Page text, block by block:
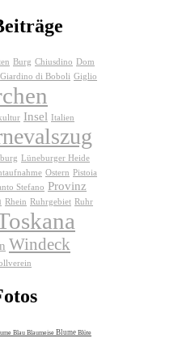
Burg Chiusdino Dom
Giardino di Boboli Giglio
Insel Italien
Lüneburger Heide
Ostern Pistoia
Stefano Provinz
Rhein Ruhrgebiet Ruhr
Windeck
Blau Blaumeise Blume Blüte